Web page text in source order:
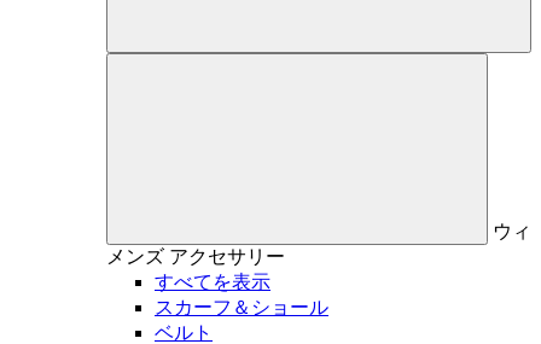
ウィ
メンズ アクセサリー
すべてを表示
スカーフ＆ショール
ベルト